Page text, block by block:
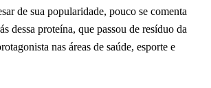
de sua popularidade, pouco se comenta
dessa proteína, que passou de resíduo da
nas áreas de saúde, esporte e